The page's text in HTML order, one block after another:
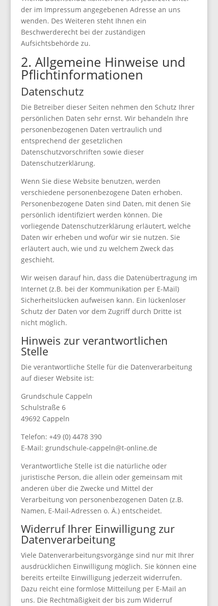
der im Impressum angegebenen Adresse an uns
wenden. Des Weiteren steht Ihnen ein
Beschwerderecht bei der zuständigen
Aufsichtsbehörde zu.
2. Allgemeine Hinweise und
Pflichtinformationen
Datenschutz
Die Betreiber dieser Seiten nehmen den Schutz Ihrer
persönlichen Daten sehr ernst. Wir behandeln Ihre
personenbezogenen Daten vertraulich und
entsprechend der gesetzlichen
Datenschutzvorschriften sowie dieser
Datenschutzerklärung.
Wenn Sie diese Website benutzen, werden
verschiedene personenbezogene Daten erhoben.
Personenbezogene Daten sind Daten, mit denen Sie
persönlich identifiziert werden können. Die
vorliegende Datenschutzerklärung erläutert, welche
Daten wir erheben und wofür wir sie nutzen. Sie
erläutert auch, wie und zu welchem Zweck das
geschieht.
Wir weisen darauf hin, dass die Datenübertragung im
Internet (z.B. bei der Kommunikation per E-Mail)
Sicherheitslücken aufweisen kann. Ein lückenloser
Schutz der Daten vor dem Zugriff durch Dritte ist
nicht möglich.
Hinweis zur verantwortlichen
Stelle
Die verantwortliche Stelle für die Datenverarbeitung
auf dieser Website ist:
Grundschule Cappeln
Schulstraße 6
49692 Cappeln
Telefon: +49 (0) 4478 390
E-Mail: grundschule-cappeln@t-online.de
Verantwortliche Stelle ist die natürliche oder
juristische Person, die allein oder gemeinsam mit
anderen über die Zwecke und Mittel der
Verarbeitung von personenbezogenen Daten (z.B.
Namen, E-Mail-Adressen o. Ä.) entscheidet.
Widerruf Ihrer Einwilligung zur
Datenverarbeitung
Viele Datenverarbeitungsvorgänge sind nur mit Ihrer
ausdrücklichen Einwilligung möglich. Sie können eine
bereits erteilte Einwilligung jederzeit widerrufen.
Dazu reicht eine formlose Mitteilung per E-Mail an
uns. Die Rechtmäßigkeit der bis zum Widerruf